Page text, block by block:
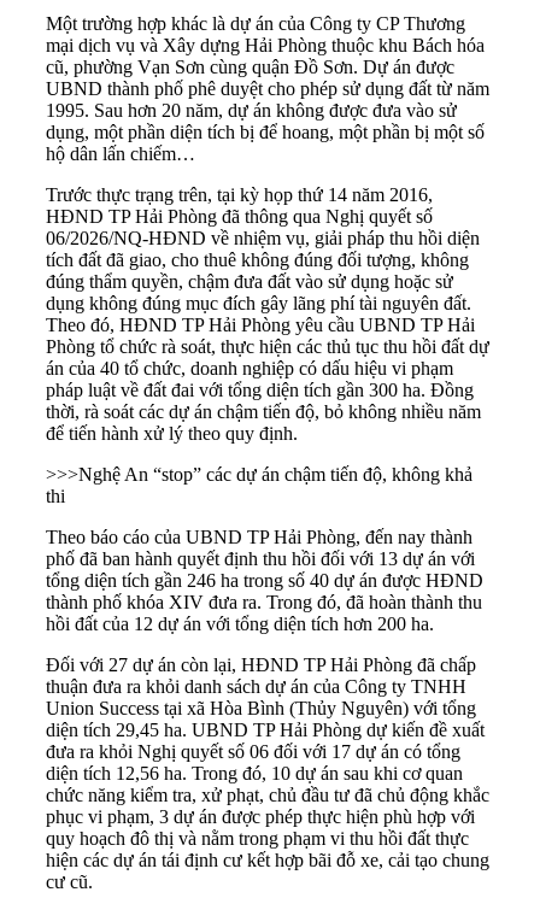
Một trường hợp khác là dự án của Công ty CP Thương
mại dịch vụ và Xây dựng Hải Phòng thuộc khu Bách hóa
cũ, phường Vạn Sơn cùng quận Đồ Sơn. Dự án được
UBND thành phố phê duyệt cho phép sử dụng đất từ năm
1995. Sau hơn 20 năm, dự án không được đưa vào sử
dụng, một phần diện tích bị để hoang, một phần bị một số
hộ dân lấn chiếm…
Trước thực trạng trên, tại kỳ họp thứ 14 năm 2016,
HĐND TP Hải Phòng đã thông qua Nghị quyết số
06/2026/NQ-HĐND về nhiệm vụ, giải pháp thu hồi diện
tích đất đã giao, cho thuê không đúng đối tượng, không
đúng thẩm quyền, chậm đưa đất vào sử dụng hoặc sử
dụng không đúng mục đích gây lãng phí tài nguyên đất.
Theo đó, HĐND TP Hải Phòng yêu cầu UBND TP Hải
Phòng tổ chức rà soát, thực hiện các thủ tục thu hồi đất dự
án của 40 tổ chức, doanh nghiệp có dấu hiệu vi phạm
pháp luật về đất đai với tổng diện tích gần 300 ha. Đồng
thời, rà soát các dự án chậm tiến độ, bỏ không nhiều năm
để tiến hành xử lý theo quy định.
>>>Nghệ An “stop” các dự án chậm tiến độ, không khả
thi
Theo báo cáo của UBND TP Hải Phòng, đến nay thành
phố đã ban hành quyết định thu hồi đối với 13 dự án với
tổng diện tích gần 246 ha trong số 40 dự án được HĐND
thành phố khóa XIV đưa ra. Trong đó, đã hoàn thành thu
hồi đất của 12 dự án với tổng diện tích hơn 200 ha.
Đối với 27 dự án còn lại, HĐND TP Hải Phòng đã chấp
thuận đưa ra khỏi danh sách dự án của Công ty TNHH
Union Success tại xã Hòa Bình (Thủy Nguyên) với tổng
diện tích 29,45 ha. UBND TP Hải Phòng dự kiến đề xuất
đưa ra khỏi Nghị quyết số 06 đối với 17 dự án có tổng
diện tích 12,56 ha. Trong đó, 10 dự án sau khi cơ quan
chức năng kiểm tra, xử phạt, chủ đầu tư đã chủ động khắc
phục vi phạm, 3 dự án được phép thực hiện phù hợp với
quy hoạch đô thị và nằm trong phạm vi thu hồi đất thực
hiện các dự án tái định cư kết hợp bãi đỗ xe, cải tạo chung
cư cũ.